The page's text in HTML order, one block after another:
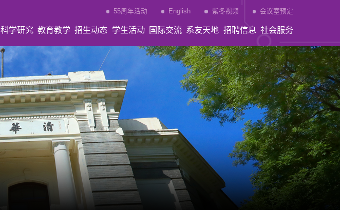
55周年活动 English 紫冬视频 会议室预定
科学研究 教育教学 招生动态 学生活动 国际交流 系友天地 招聘信息 社会服务